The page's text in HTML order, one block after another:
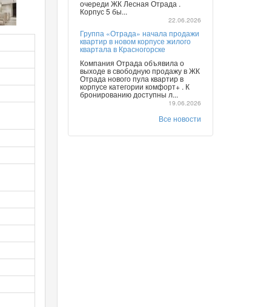
очереди ЖК Лесная Отрада .
Корпус 5 бы...
22.06.2026
Группа «Отрада» начала продажи
квартир в новом корпусе жилого
квартала в Красногорске
Компания Отрада объявила о
выходе в свободную продажу в ЖК
Отрада нового пула квартир в
корпусе категории комфорт+ . К
бронированию доступны л...
19.06.2026
Все новости